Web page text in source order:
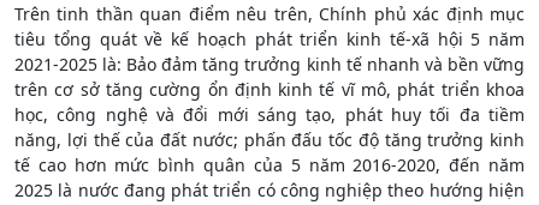
Trên tinh thần quan điểm nêu trên, Chính phủ xác định mục
tiêu tổng quát về kế hoạch phát triển kinh tế-xã hội 5 năm
2021-2025 là: Bảo đảm tăng trưởng kinh tế nhanh và bền vững
trên cơ sở tăng cường ổn định kinh tế vĩ mô, phát triển khoa
học, công nghệ và đổi mới sáng tạo, phát huy tối đa tiềm
năng, lợi thế của đất nước; phấn đấu tốc độ tăng trưởng kinh
tế cao hơn mức bình quân của 5 năm 2016-2020, đến năm
2025 là nước đang phát triển có công nghiệp theo hướng hiện